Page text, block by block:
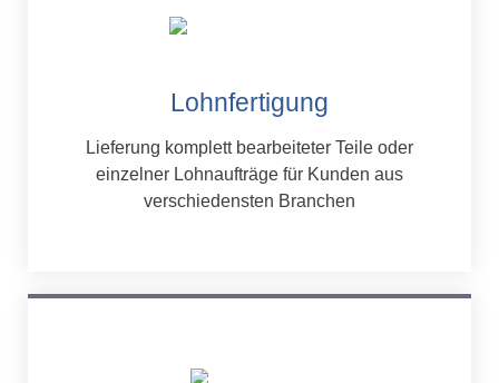
Lohnfertigung
Lieferung komplett bearbeiteter Teile oder
einzelner Lohnaufträge für Kunden aus
verschiedensten Branchen